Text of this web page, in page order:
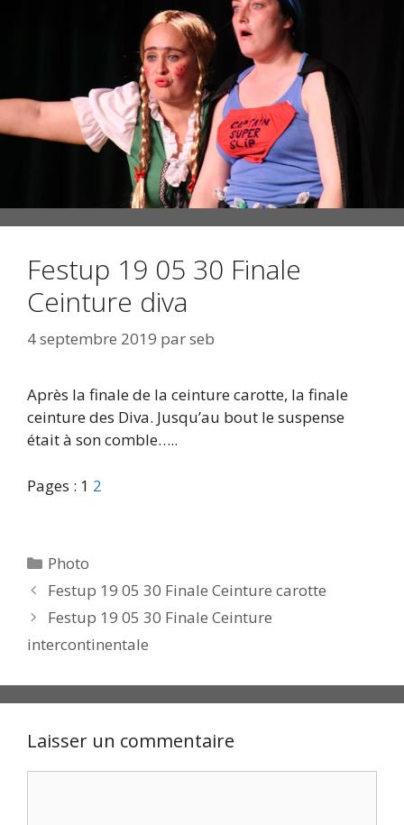
Festup 19 05 30 Finale
Ceinture diva
4 septembre 2019 parseb
Après la finale de la ceinture carotte, la finale
ceinture des Diva. Jusqu’au bout le suspense
était à son comble…..
Pages : 1 2
Catégories
Photo
Festup 19 05 30 Finale Ceinture carotte
Festup 19 05 30 Finale Ceinture
intercontinentale
Laisser un commentaire